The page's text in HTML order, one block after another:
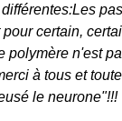
certain,
polymère n'est
à tous et
le neurone"!!!